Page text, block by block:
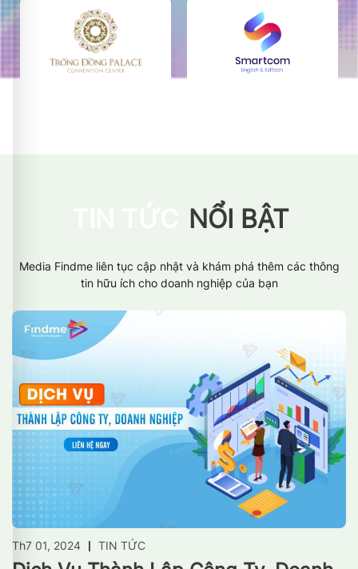
NỔI BẬT
Media Findme liên tục cập nhật và khám phá thêm các thông
tin hữu ích cho doanh nghiệp của bạn
Th7 01, 2024 TIN TỨC